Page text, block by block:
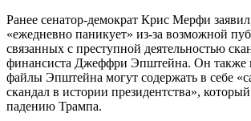
Ранее сенатор-демократ Крис Мерфи
«ежедневно паникует» из-за возможной
связанных с преступной деятельностью
финансиста Джеффри Эпштейна. Он также
файлы Эпштейна могут содержать в себе
скандал в истории президентства»,
падению Трампа.